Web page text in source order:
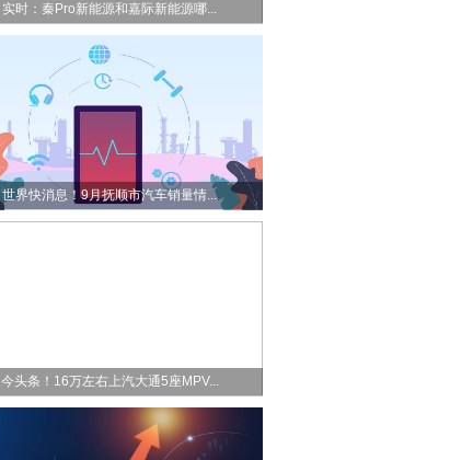
实时：秦Pro新能源和嘉际新能源哪...
世界快消息！9月抚顺市汽车销量情...
今头条！16万左右上汽大通5座MPV...